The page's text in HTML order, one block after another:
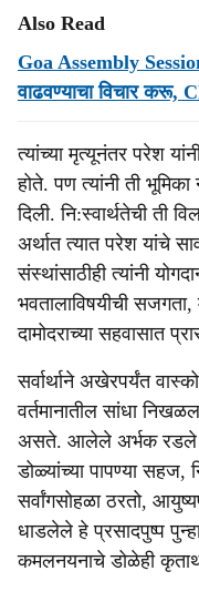
Also Read
Goa Assembly
वाढवण्याचा विचार करू,
त्यांच्या मृत्यूनंतर परेश
होते. पण त्यांनी ती भूमिका
दिली. नि:स्वार्थतेची ती
अर्थात त्यात परेश यांचे
संस्थांसाठीही त्यांनी
भवतालाविषयीची
दामोदराच्या सहवासात
सर्वार्थाने अखेरपर्यंत
वर्तमानातील सांधा
असते. आलेले अर्भक रडले
डोळ्यांच्या पापण्या सहज,
सर्वांगसोहळा ठरतो,
धाडलेले हे प्रसादपुष्प
कमलनयनाचे डोळेही